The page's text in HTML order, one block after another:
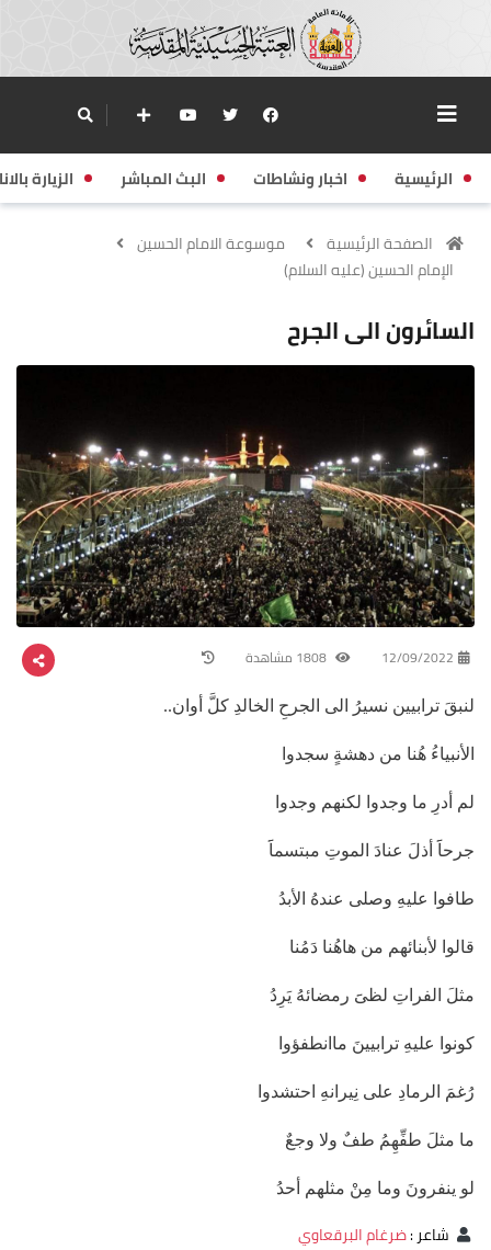
الرئيسية اخبار ونشاطات البث المباشر الزيارة
الصفحة الرئيسية
موسوعة الامام الحسين
الإمام الحسين (عليه السلام)
السائرون الى الجرح
12/09/2022
لنبقَ ترابيين نسيرُ الى الجرحِ الخالدِ كلَّ أوان..
الأنبياءُ هُنا من دهشةٍ سجدوا
لم أدرِ ما وجدوا لكنهم وجدوا
جرحاََ أذلَ عنادَ الموتِ مبتسماََ
طافوا عليهِ وصلى عندهُ الأبدُ
قالوا لأبنائهم من هاهُنا دَمُنا
مثلَ الفراتِ لظىََ رمضائهُ يَرِدُ
كونوا عليهِ ترابيينَ ماانطفؤوا
رُغمَ الرمادِ على نِيرانهِ احتشدوا
ما مثلَ طفِّهِمُ طفٌ ولا وجعٌ
لو ينفرونَ وما مِنْ مثلهم أحدُ
شاعر:ضرغام البرقعاوي